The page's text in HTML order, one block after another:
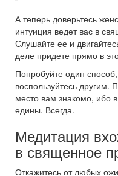
А теперь доверьтесь
интуиция ведет вас в
Слушайте ее и
деле придете прямо в
Попробуйте один
воспользуйтесь
место вам знакомо, ибо
едины. Всегда.
Медитация
в священное
Откажитесь от любых